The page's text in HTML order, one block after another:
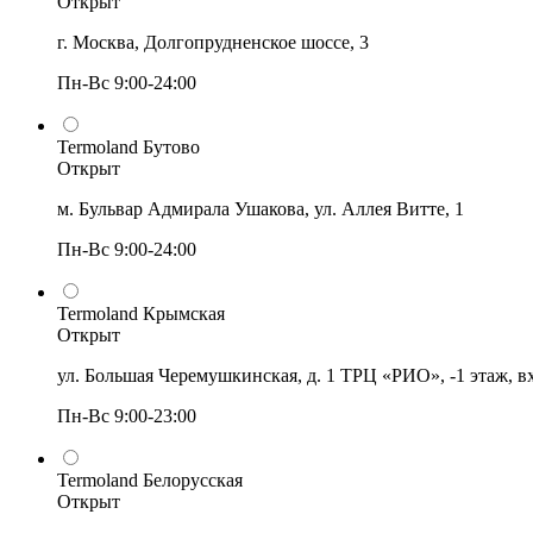
г. Москва, Долгопрудненское шоссе, 3
Пн-Вс 9:00-24:00
Termoland Бутово
Открыт
м. Бульвар Адмирала Ушакова, ул. Аллея Витте, 1
Пн-Вс 9:00-24:00
Termoland Крымская
Открыт
ул. Большая Черемушкинская, д. 1 ТРЦ «РИО», -1 этаж,
Пн-Вс 9:00-23:00
Termoland Белорусская
Открыт